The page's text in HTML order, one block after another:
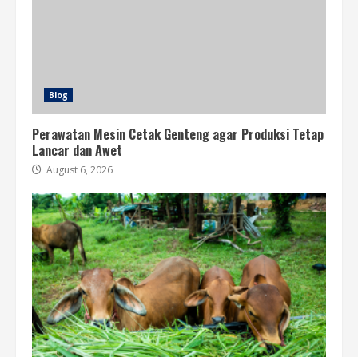
Blog
Perawatan Mesin Cetak Genteng agar Produksi Tetap
Lancar dan Awet
August 6, 2026